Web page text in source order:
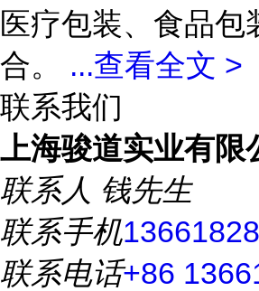
医疗包装、食品包
合。 ...查看全文 >
联系我们
上海骏道实业有限
联系人 钱先生
联系手机
联系电话+86